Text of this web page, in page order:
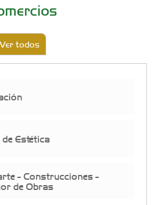
Ver todos
Estética
- Construcciones -
de Obras